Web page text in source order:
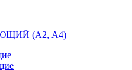
(А2, А4)